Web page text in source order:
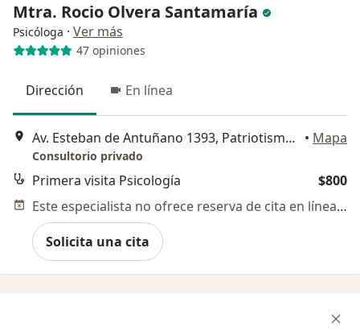
Mtra. Rocio Olvera Santamaría
Psicóloga · Ver más
47 opiniones
Dirección En línea
Av. Esteban de Antuñano 1393, Patriotismo, Puebla • Mapa
Consultorio privado
Primera visita Psicología
$800
Este especialista no ofrece reserva de cita en línea en esta dirección.
Solicita una cita